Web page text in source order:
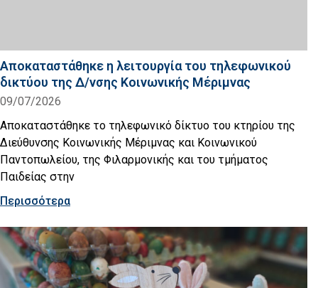
Αποκαταστάθηκε η λειτουργία του τηλεφωνικού
δικτύου της Δ/νσης Κοινωνικής Μέριμνας
09/07/2026
Αποκαταστάθηκε το τηλεφωνικό δίκτυο του κτηρίου της
Διεύθυνσης Κοινωνικής Μέριμνας και Κοινωνικού
Παντοπωλείου, της Φιλαρμονικής και του τμήματος
Παιδείας στην
Περισσότερα